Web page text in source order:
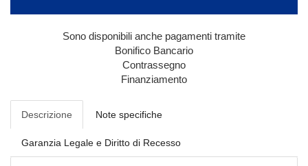
Sono disponibili anche pagamenti tramite
Bonifico Bancario
Contrassegno
Finanziamento
Descrizione Note specifiche
Garanzia Legale e Diritto di Recesso